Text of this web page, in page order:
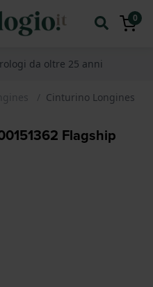
0
da oltre 25 anni
Cinturino Longines
Flagship